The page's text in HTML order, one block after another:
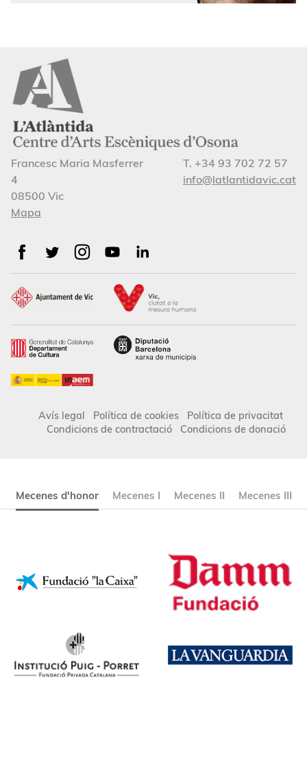
Francesc Maria Masferrer
4
08500 Vic
Mapa
T. +34 93 702 72 57
info@latlantidavic.cat
Avís legal Política de cookies
Política de privacitat
Condicions de contractació
Condicions de donació
Mecenes d'honor Mecenes I Mecenes II Mecenes III